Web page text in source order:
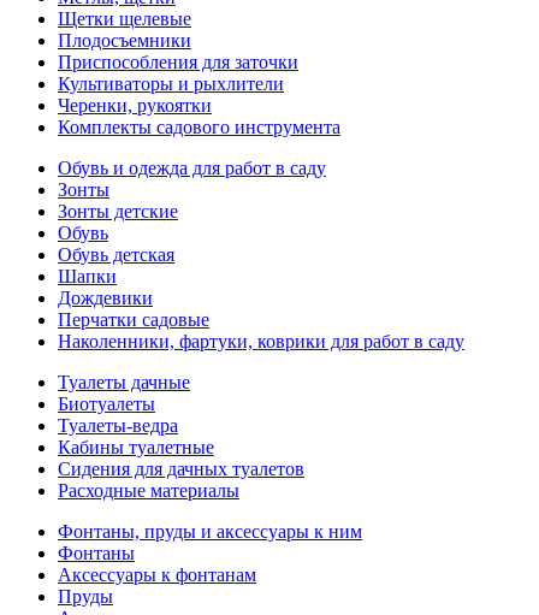
Щетки щелевые
Плодосъемники
Приспособления для заточки
Культиваторы и рыхлители
Черенки, рукоятки
Комплекты садового инструмента
Обувь и одежда для работ в саду
Зонты
Зонты детские
Обувь
Обувь детская
Шапки
Дождевики
Перчатки садовые
Наколенники, фартуки, коврики для работ в саду
Туалеты дачные
Биотуалеты
Туалеты-ведра
Кабины туалетные
Сидения для дачных туалетов
Расходные материалы
Фонтаны, пруды и аксессуары к ним
Фонтаны
Аксессуары к фонтанам
Пруды